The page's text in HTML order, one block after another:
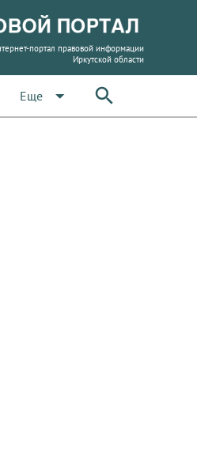
портал правовой информации
Иркутской области
Еще arrow_drop_down